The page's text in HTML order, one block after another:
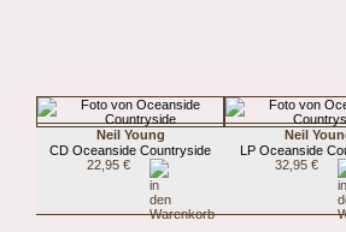
Neil Young
CD Oceanside Countryside
22,95 €
Neil
LP Oceanside
32,95 €